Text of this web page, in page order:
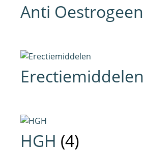
Anti Oestrogeen
Erectiemiddelen
HGH (4)